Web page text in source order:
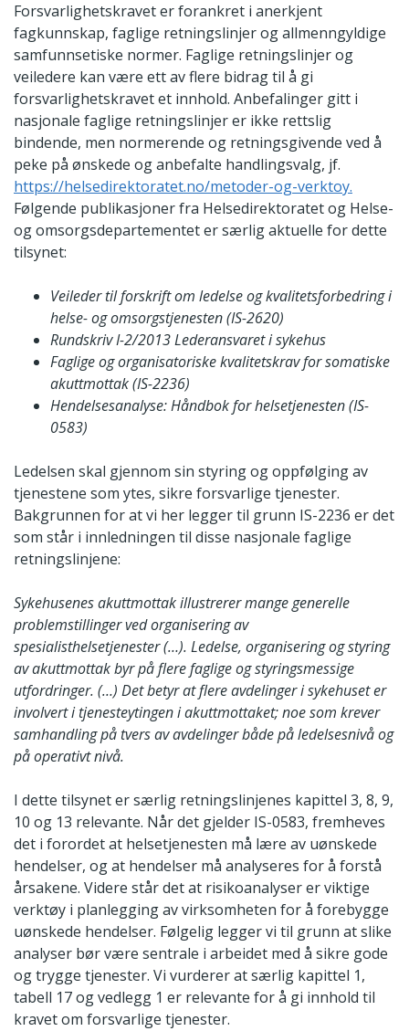
Forsvarlighetskravet er forankret i anerkjent
fagkunnskap, faglige retningslinjer og allmenngyldige
samfunnsetiske normer. Faglige retningslinjer og
veiledere kan være ett av flere bidrag til å gi
forsvarlighetskravet et innhold. Anbefalinger gitt i
nasjonale faglige retningslinjer er ikke rettslig
bindende, men normerende og retningsgivende ved å
peke på ønskede og anbefalte handlingsvalg, jf.
https://helsedirektoratet.no/metoder-og-verktoy.
Følgende publikasjoner fra Helsedirektoratet og Helse-
og omsorgsdepartementet er særlig aktuelle for dette
tilsynet:
Veileder til forskrift om ledelse og kvalitetsforbedring i
helse- og omsorgstjenesten (IS-2620)
Rundskriv I-2/2013 Lederansvaret i sykehus
Faglige og organisatoriske kvalitetskrav for somatiske
akuttmottak (IS-2236)
Hendelsesanalyse: Håndbok for helsetjenesten (IS-
0583)
Ledelsen skal gjennom sin styring og oppfølging av
tjenestene som ytes, sikre forsvarlige tjenester.
Bakgrunnen for at vi her legger til grunn IS-2236 er det
som står i innledningen til disse nasjonale faglige
retningslinjene:
Sykehusenes akuttmottak illustrerer mange generelle
problemstillinger ved organisering av
spesialisthelsetjenester (…). Ledelse, organisering og styring
av akuttmottak byr på flere faglige og styringsmessige
utfordringer. (…) Det betyr at flere avdelinger i sykehuset er
involvert i tjenesteytingen i akuttmottaket; noe som krever
samhandling på tvers av avdelinger både på ledelsesnivå og
på operativt nivå.
I dette tilsynet er særlig retningslinjenes kapittel 3, 8, 9,
10 og 13 relevante. Når det gjelder IS-0583, fremheves
det i forordet at helsetjenesten må lære av uønskede
hendelser, og at hendelser må analyseres for å forstå
årsakene. Videre står det at risikoanalyser er viktige
verktøy i planlegging av virksomheten for å forebygge
uønskede hendelser. Følgelig legger vi til grunn at slike
analyser bør være sentrale i arbeidet med å sikre gode
og trygge tjenester. Vi vurderer at særlig kapittel 1,
tabell 17 og vedlegg 1 er relevante for å gi innhold til
kravet om forsvarlige tjenester.